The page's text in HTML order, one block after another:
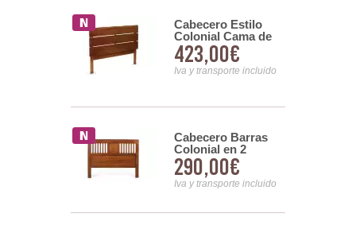
Cabecero Estilo
Colonial Cama de
150 cm Serie
Oporto
423,00€
Iva y transporte incluido
Cabecero Barras
Colonial en 2
tamaños
290,00€
Iva y transporte incluido